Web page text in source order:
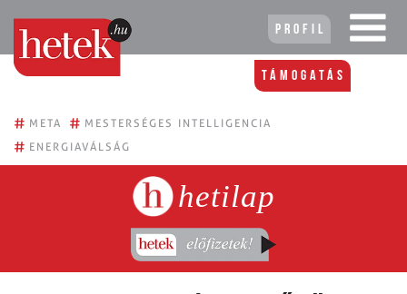
Profil
Támogatás
# META # MESTERSÉGES INTELLIGENCIA
# ENERGIAVÁLSÁG
hetilap